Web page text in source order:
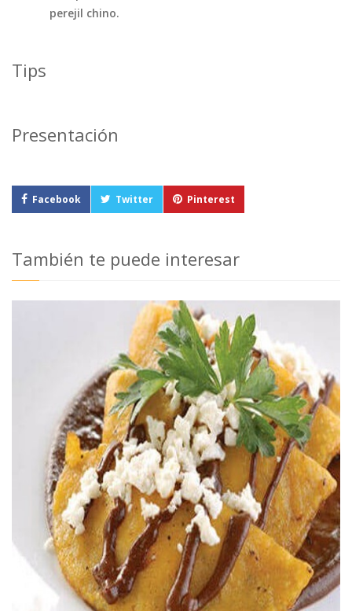
perejil chino.
Tips
Presentación
Facebook Twitter Pinterest
También te puede interesar